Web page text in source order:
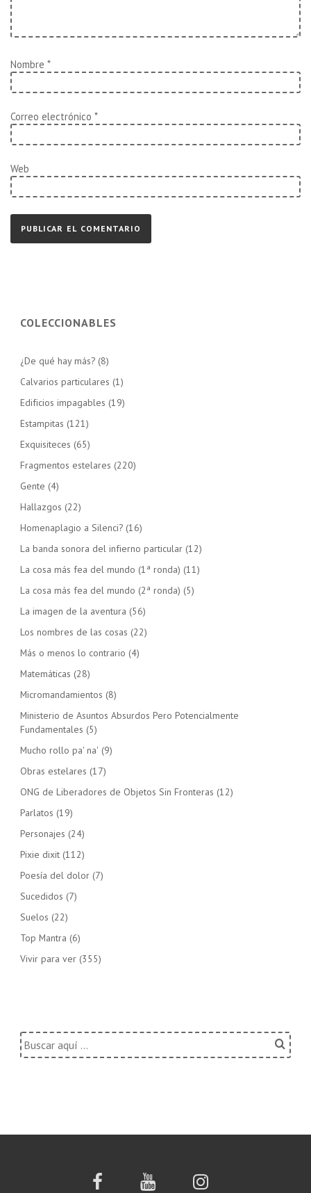
Nombre *
Correo electrónico *
Web
COLECCIONABLES
¿De qué hay más? (8)
Calvarios particulares (1)
Edificios impagables (19)
Estampitas (121)
Exquisiteces (65)
Fragmentos estelares (220)
Gente (4)
Hallazgos (22)
Homenaplagio a Silenci? (16)
La banda sonora del infierno particular (12)
La cosa más fea del mundo (1ª ronda) (11)
La cosa más fea del mundo (2ª ronda) (5)
La imagen de la aventura (56)
Los nombres de las cosas (22)
Más o menos lo contrario (4)
Matemáticas (28)
Micromandamientos (8)
Ministerio de Asuntos Absurdos Pero Potencialmente
Fundamentales (5)
Mucho rollo pa' na' (9)
Obras estelares (17)
ONG de Liberadores de Objetos Sin Fronteras (12)
Parlatos (19)
Personajes (24)
Pixie dixit (112)
Poesía del dolor (7)
Sucedidos (7)
Suelos (22)
Top Mantra (6)
Vivir para ver (355)
Buscar
por: